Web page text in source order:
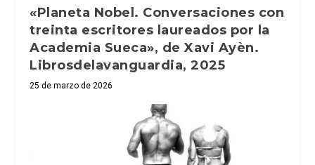
«Planeta Nobel. Conversaciones con
treinta escritores laureados por la
Academia Sueca», de Xavi Ayèn.
Librosdelavanguardia, 2025
25 de marzo de 2026